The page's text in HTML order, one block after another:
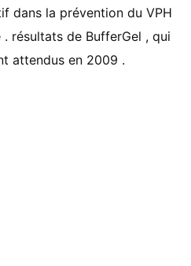
dans la prévention du VPH
résultats de BufferGel , qui
attendus en 2009 .